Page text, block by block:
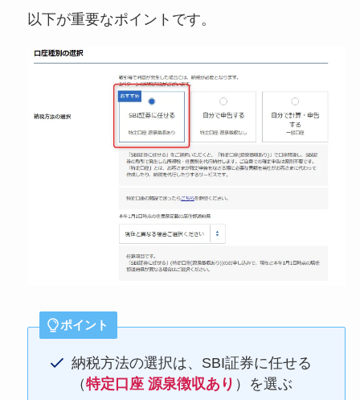
以下が重要なポイントです。
ポイント
納税方法の選択は、SBI証券に任せる
（特定口座 源泉徴収あり ）を選ぶ